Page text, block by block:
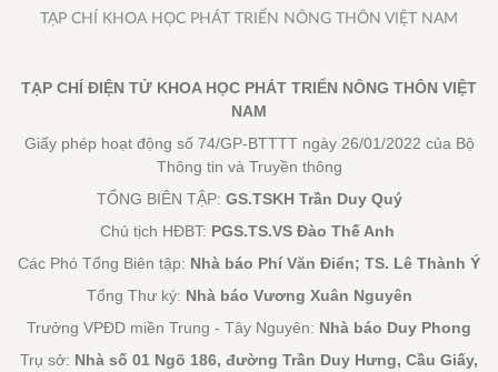
TẠP CHÍ KHOA HỌC PHÁT TRIỂN NÔNG THÔN VIỆT NAM
TẠP CHÍ ĐIỆN TỬ KHOA HỌC PHÁT TRIỂN NÔNG THÔN VIỆT
NAM
Giấy phép hoạt động số 74/GP-BTTTT ngày 26/01/2022 của Bộ
Thông tin và Truyền thông
TỔNG BIÊN TẬP: GS.TSKH Trần Duy Quý
Chủ tịch HĐBT: PGS.TS.VS Đào Thế Anh
Các Phó Tổng Biên tập: Nhà báo Phí Văn Điển; TS. Lê Thành Ý
Tổng Thư ký: Nhà báo Vương Xuân Nguyên
Trưởng VPĐD miền Trung - Tây Nguyên: Nhà báo Duy Phong
Trụ sở: Nhà số 01 Ngõ 186, đường Trần Duy Hưng, Cầu Giấy,